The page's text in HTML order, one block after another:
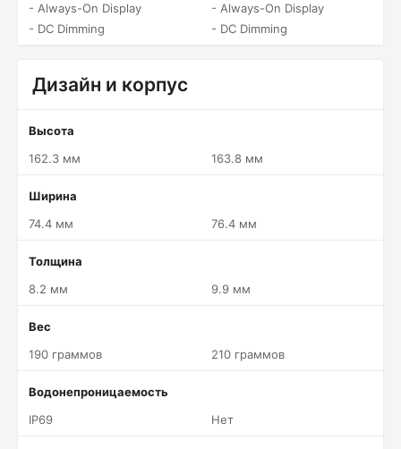
- Always-On Display
- DC Dimming
- Always-On Display
- DC Dimming
Дизайн и корпус
Высота
162.3 мм
163.8 мм
Ширина
74.4 мм
76.4 мм
Толщина
8.2 мм
9.9 мм
Вес
190 граммов
210 граммов
Водонепроницаемость
IP69
Нет